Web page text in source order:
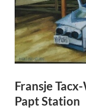
Fransje
Papt Station